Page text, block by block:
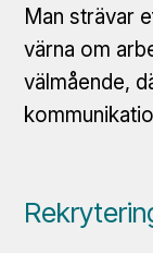
Man strävar
värna om
välmående,